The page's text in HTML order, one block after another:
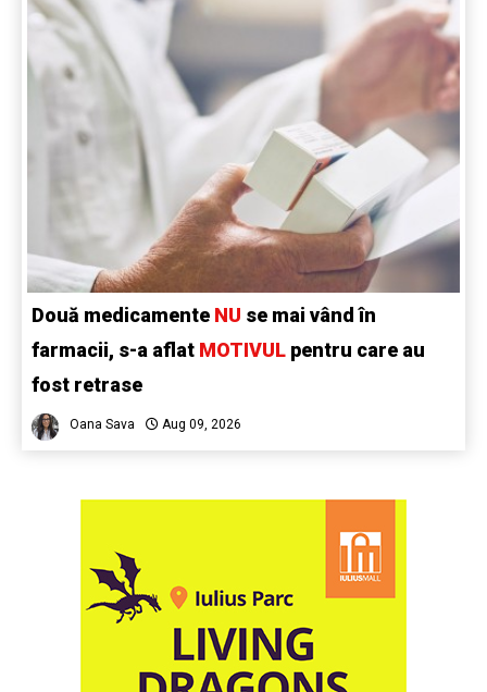
Două medicamente NU se mai vând în
farmacii, s-a aflat MOTIVUL pentru care au
fost retrase
Oana Sava Aug 09, 2026